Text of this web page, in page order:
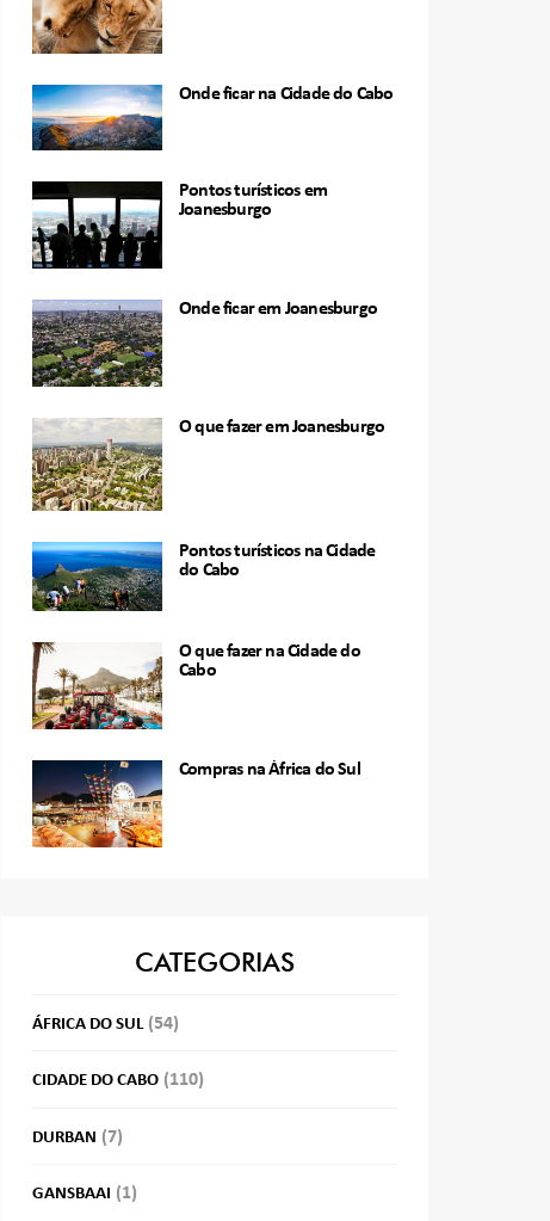
Onde ficar na Cidade do Cabo
Pontos turísticos em
Joanesburgo
Onde ficar em Joanesburgo
O que fazer em Joanesburgo
Pontos turísticos na Cidade
do Cabo
O que fazer na Cidade do
Cabo
Compras na África do Sul
CATEGORIAS
ÁFRICA DO SUL(54)
CIDADE DO CABO (110)
DURBAN (7)
GANSBAAI (1)